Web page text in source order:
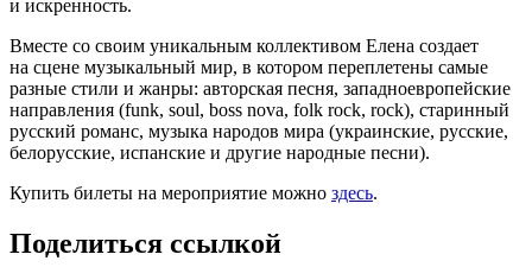
и искренность.
Вместе со своим уникальным коллективом Елена создает
на сцене музыкальный мир, в котором переплетены самые
разные стили и жанры: авторская песня, западноевропейские
направления (funk, soul, boss nova, folk rock, rock), старинный
русский романс, музыка народов мира (украинские, русские,
белорусские, испанские и другие народные песни).
Купить билеты на мероприятие можно здесь.
Поделиться ссылкой